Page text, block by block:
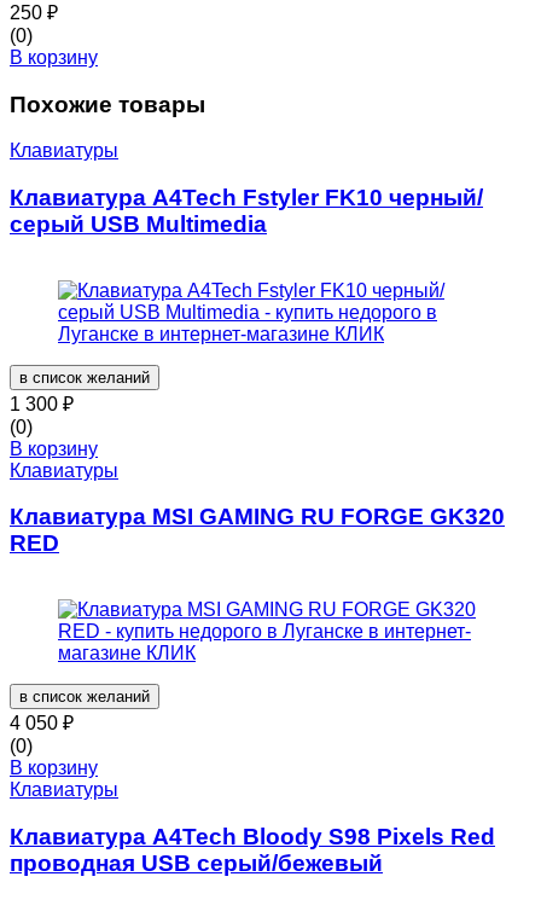
250 ₽
(0)
В корзину
Похожие товары
Клавиатуры
Клавиатура A4Tech Fstyler FK10 черный/
серый USB Multimedia
в список желаний
1 300 ₽
(0)
В корзину
Клавиатуры
Клавиатура MSI GAMING RU FORGE GK320
RED
в список желаний
4 050 ₽
(0)
В корзину
Клавиатуры
Клавиатура A4Tech Bloody S98 Pixels Red
проводная USB серый/бежевый